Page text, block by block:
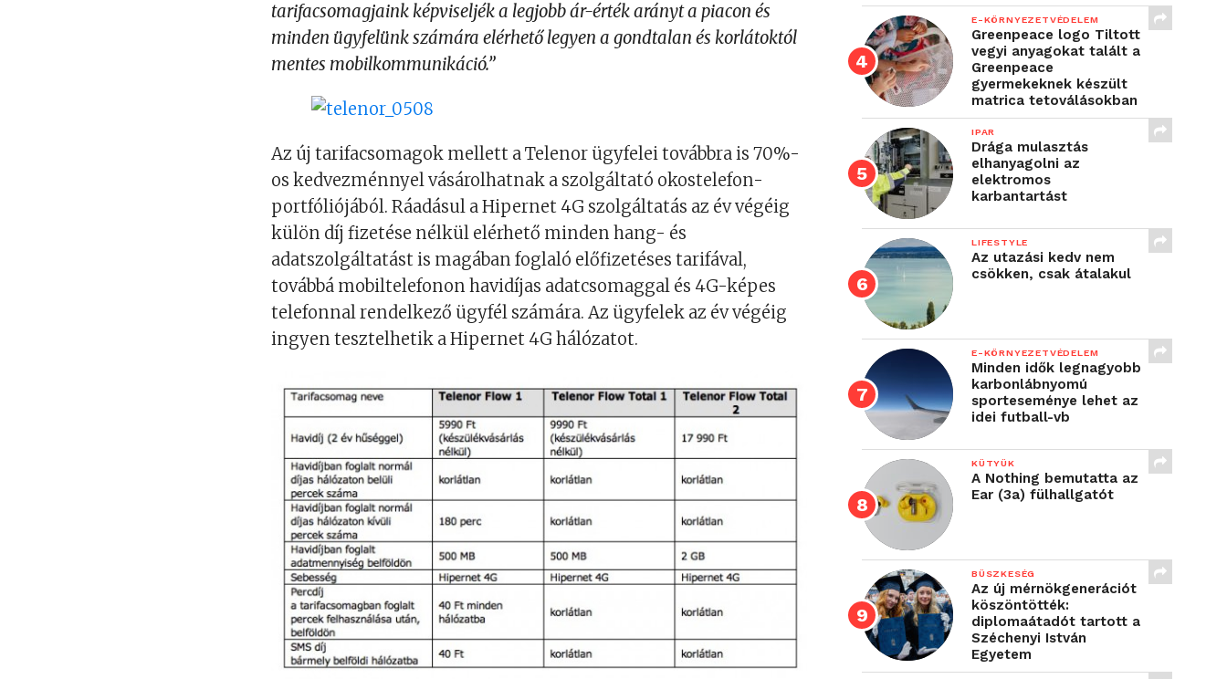
tarifacsomagjaink képviseljék a legjobb ár-érték arányt a piacon és
minden ügyfelünk számára elérhető legyen a gondtalan és korlátoktól
mentes mobilkommunikáció.”
Az új tarifacsomagok mellett a Telenor ügyfelei továbbra is 70%-
os kedvezménnyel vásárolhatnak a szolgáltató okostelefon-
portfóliójából. Ráadásul a Hipernet 4G szolgáltatás az év végéig
külön díj fizetése nélkül elérhető minden hang- és
adatszolgáltatást is magában foglaló előfizetéses tarifával,
továbbá mobiltelefonon havidíjas adatcsomaggal és 4G-képes
telefonnal rendelkező ügyfél számára. Az ügyfelek az év végéig
ingyen tesztelhetik a Hipernet 4G hálózatot.
E-KÖRNYEZETVÉDELEM
Greenpeace logo Tiltott
vegyi anyagokat talált a
Greenpeace
gyermekeknek készült
matrica tetoválásokban
IPAR
Drága mulasztás
elhanyagolni az
elektromos
karbantartást
LIFESTYLE
Az utazási kedv nem
csökken, csak átalakul
E-KÖRNYEZETVÉDELEM
Minden idők legnagyobb
karbonlábnyomú
sporteseménye lehet az
idei futball-vb
KÜTYÜK
A Nothing bemutatta az
Ear (3a) fülhallgatót
BÜSZKESÉG
Az új mérnökgenerációt
köszöntötték:
diplomaátadót tartott a
Széchenyi István
Egyetem